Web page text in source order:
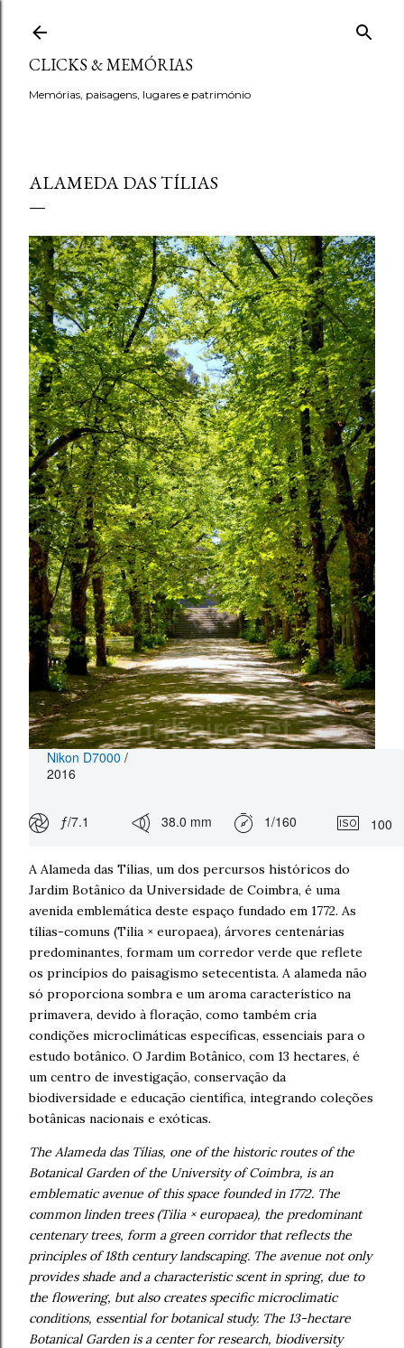
Avançar para o conteúdo principal
CLICKS & MEMÓRIAS
Memórias, paisagens, lugares e património
ALAMEDA DAS TÍLIAS
Nikon D7000 /
2016
ƒ/7.1 38.0 mm 1/160 100
A Alameda das Tílias, um dos percursos históricos do
Jardim Botânico da Universidade de Coimbra, é uma
avenida emblemática deste espaço fundado em 1772. As
tílias-comuns (Tilia × europaea), árvores centenárias
predominantes, formam um corredor verde que reflete
os princípios do paisagismo setecentista. A alameda não
só proporciona sombra e um aroma característico na
primavera, devido à floração, como também cria
condições microclimáticas específicas, essenciais para o
estudo botânico. O Jardim Botânico, com 13 hectares, é
um centro de investigação, conservação da
biodiversidade e educação científica, integrando coleções
botânicas nacionais e exóticas.
The Alameda das Tílias, one of the historic routes of the
Botanical Garden of the University of Coimbra, is an
emblematic avenue of this space founded in 1772. The
common linden trees (Tilia × europaea), the predominant
centenary trees, form a green corridor that reflects the
principles of 18th century landscaping. The avenue not only
provides shade and a characteristic scent in spring, due to
the flowering, but also creates specific microclimatic
conditions, essential for botanical study. The 13-hectare
Botanical Garden is a center for research, biodiversity